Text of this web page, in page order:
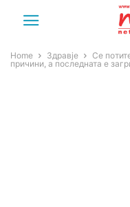
Home Здравје
Се
причини, а последната е